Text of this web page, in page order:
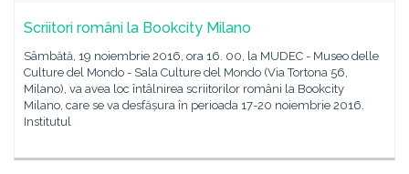
Scriitori români la Bookcity Milano
Sâmbătă, 19 noiembrie 2016, ora 16. 00, la MUDEC - Museo delle
Culture del Mondo - Sala Culture del Mondo (Via Tortona 56,
Milano), va avea loc întâlnirea scriitorilor români la Bookcity
Milano, care se va desfășura în perioada 17-20 noiembrie 2016.
Institutul